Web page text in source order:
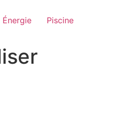
Énergie Piscine